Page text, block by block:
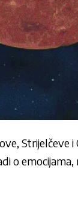
Strijelčeve
o